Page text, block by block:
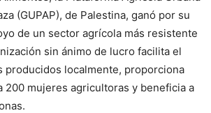
(GUPAP), de Palestina, ganó por su
de un sector agrícola más resistente
sin ánimo de lucro facilita el
producidos localmente, proporciona
200 mujeres agricultoras y beneficia a